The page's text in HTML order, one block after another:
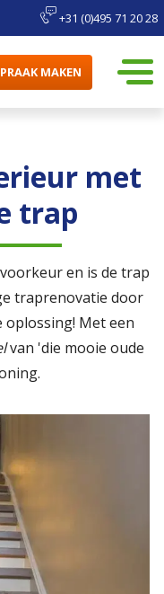
+31 (0)495 71 20 28
MAKEN
met
trap
en is de trap
traprenovatie door
oplossing! Met een
van 'die mooie oude